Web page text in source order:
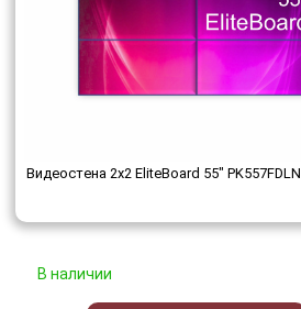
Видеостена 2x2 EliteBoard 55" PK557FDLN
В наличии